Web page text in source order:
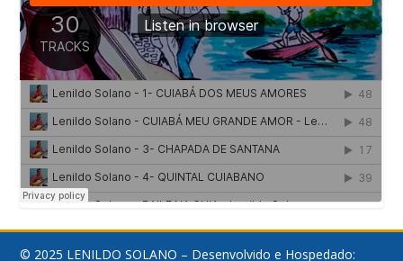
© 2025 LENILDO SOLANO – Desenvolvido e Hospedado: